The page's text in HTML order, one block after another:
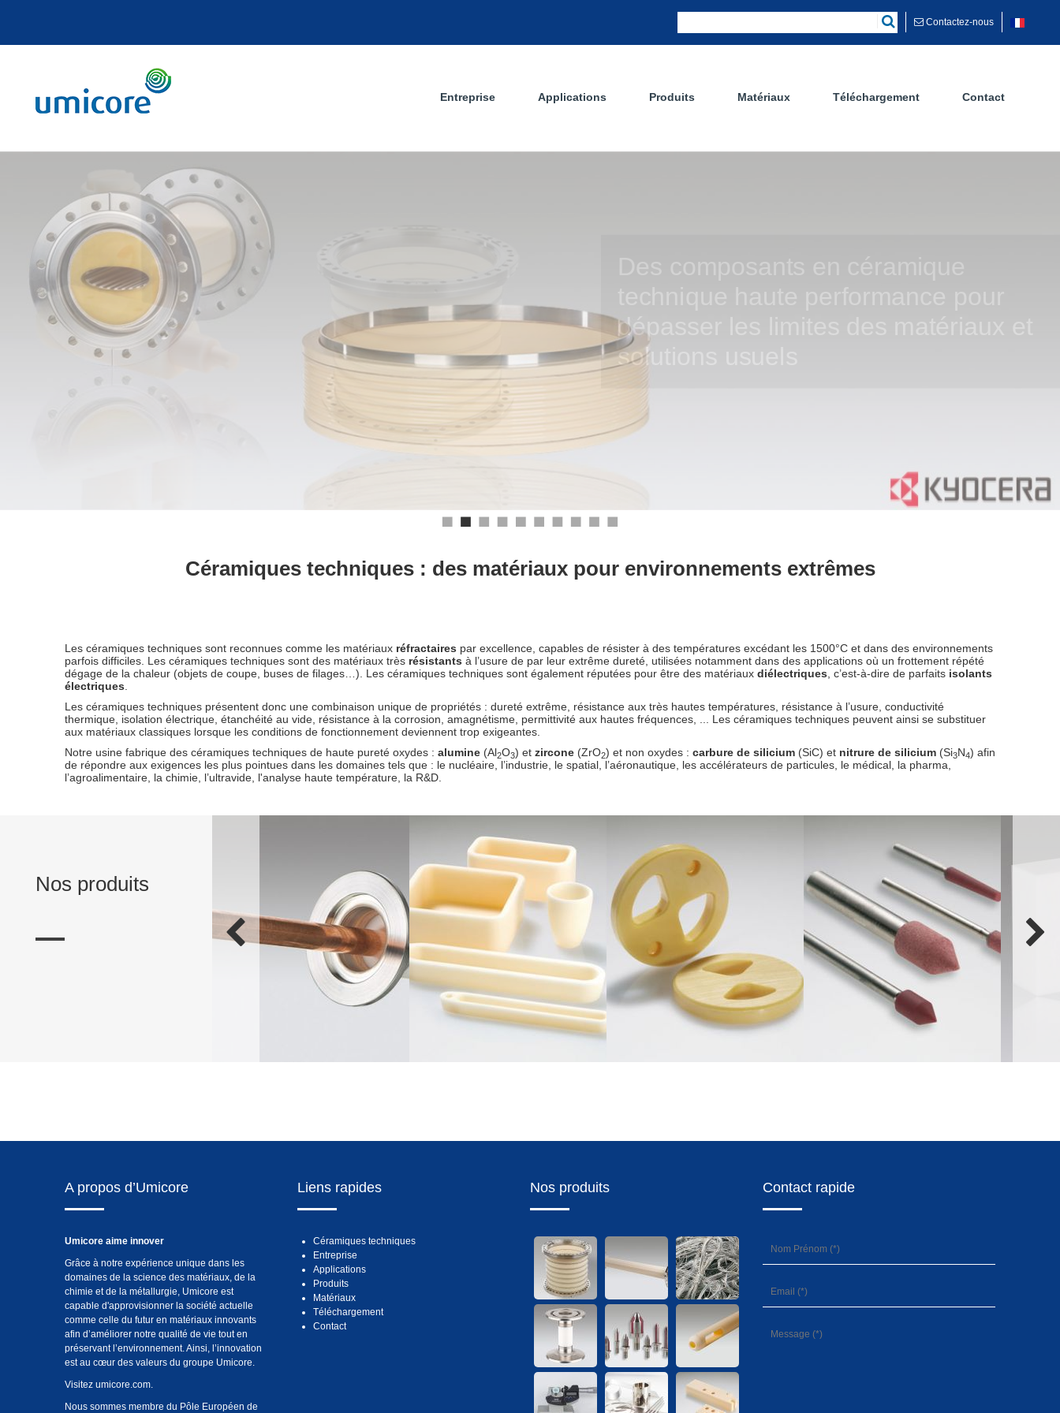
Contactez-nous
Entreprise Applications Produits Matériaux Téléchargement Contact
Céramiques techniques : des matériaux pour environnements extrêmes
Les céramiques techniques sont reconnues comme les matériaux réfractaires par excellence, capables de résister à des températures excédant les 1500°C et dans des environnements
parfois difficiles. Les céramiques techniques sont des matériaux très résistants à l’usure de par leur extrême dureté, utilisées notamment dans des applications où un frottement répété
dégage de la chaleur (objets de coupe, buses de filages…). Les céramiques techniques sont également réputées pour être des matériaux diélectriques, c’est-à-dire de parfaits isolants
électriques.
Les céramiques techniques présentent donc une combinaison unique de propriétés : dureté extrême, résistance aux très hautes températures, résistance à l’usure, conductivité
thermique, isolation électrique, étanchéité au vide, résistance à la corrosion, amagnétisme, permittivité aux hautes fréquences, ... Les céramiques techniques peuvent ainsi se substituer
aux matériaux classiques lorsque les conditions de fonctionnement deviennent trop exigeantes.
Notre usine fabrique des céramiques techniques de haute pureté oxydes : alumine (Al2O3) et zircone (ZrO2) et non oxydes : carbure de silicium (SiC) et nitrure de silicium (Si3N4) afin
de répondre aux exigences les plus pointues dans les domaines tels que : le nucléaire, l’industrie, le spatial, l’aéronautique, les accélérateurs de particules, le médical, la pharma,
l’agroalimentaire, la chimie, l’ultravide, l'analyse haute température, la R&D.
Nos produits
A propos d’Umicore
Umicore aime innover
Grâce à notre expérience unique dans les
domaines de la science des matériaux, de la
chimie et de la métallurgie, Umicore est
capable d'approvisionner la société actuelle
comme celle du futur en matériaux innovants
afin d’améliorer notre qualité de vie tout en
préservant l’environnement. Ainsi, l’innovation
est au cœur des valeurs du groupe Umicore.
Visitez umicore.com.
Nous sommes membre du Pôle Européen de
Liens rapides
Céramiques techniques
Entreprise
Applications
Produits
Matériaux
Téléchargement
Contact
Nos produits Contact rapide